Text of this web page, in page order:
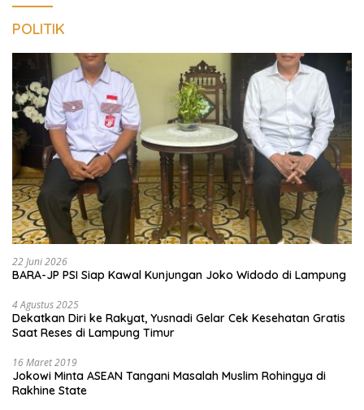
POLITIK
22 Juni 2026
BARA-JP PSI Siap Kawal Kunjungan Joko Widodo di Lampung
4 Agustus 2025
Dekatkan Diri ke Rakyat, Yusnadi Gelar Cek Kesehatan Gratis
Saat Reses di Lampung Timur
16 Maret 2019
Jokowi Minta ASEAN Tangani Masalah Muslim Rohingya di
Rakhine State